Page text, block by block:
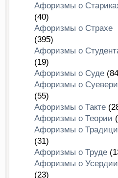
Афоризмы о
(40)
Афоризмы о Страхе
(395)
Афоризмы о
(19)
Афоризмы о Суде
Афоризмы о
(55)
Афоризмы о Такте
Афоризмы о Теории
Афоризмы о
(31)
Афоризмы о Труде
Афоризмы о Усердии
(23)